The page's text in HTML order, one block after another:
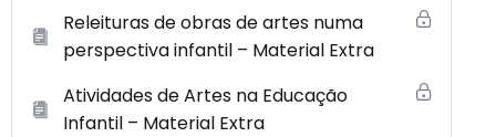
Releituras de obras de artes numa
perspectiva infantil – Material Extra
Atividades de Artes na Educação
Infantil – Material Extra